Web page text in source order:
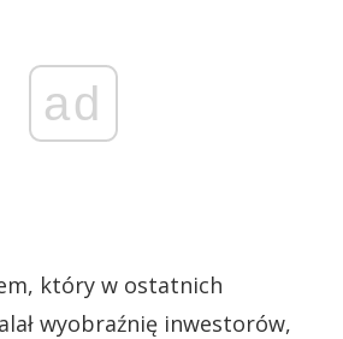
ad
który w ostatnich
wyobraźnię inwestorów,